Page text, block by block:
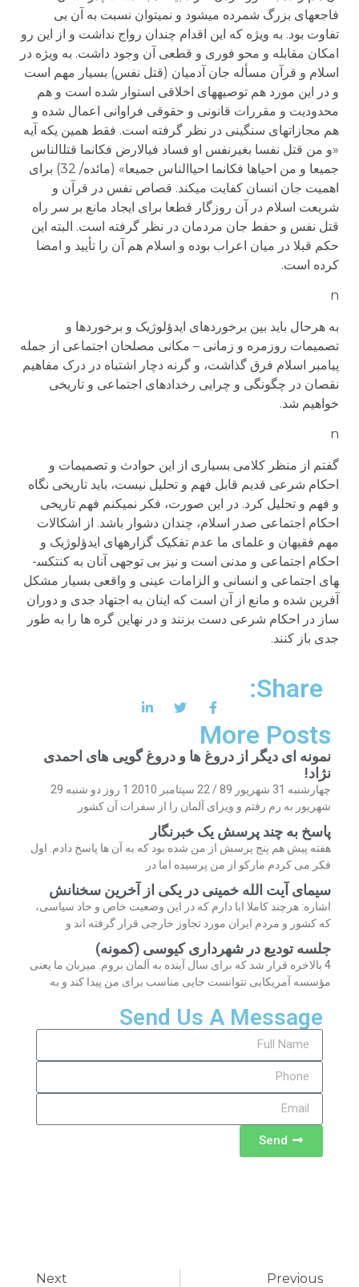
فاجعه­ای بزرگ شمرده می­شود و نمی­توان نسبت به آن بی
تفاوت بود. به ویژه که این اقدام چندان رواج نداشت و از این رو
امکان مقابله و محو فوری و قطعی آن وجود داشت. به ویژه در
اسلام و قرآن مسأله جان آدمیان (قتل نفس) بسیار مهم است
و در این مورد هم توصیه­های اخلاقی استوار شده است و هم
محدودیت و مقررات قانونی و حقوقی فراوانی اعمال شده و
هم مجازات­های سنگینی در نظر گرفته است. فقط همین یکه آیه
«و من قتل نفسا بغیرنفس او فساد فی­الارض فکانما قتل­الناس
جمیعا و من احیاها فکانما احیاالناس جمیعا» (مائده/ 32) برای
اهمیت جان انسان کفایت می­کند. قصاص نفس در قرآن و
شریعت اسلام در آن روزگار قطعا برای ایجاد مانع بر سر راه
قتل نفس و حفط جان مردمان در نظر گرفته است. البته این
حکم قبلا در میان اعراب بوده و اسلام هم آن را تأیید و امضا
کرده است.
n
به هرحال باید بین برخوردهای ایدؤلوژیک و برخوردها و
تصمیمات روزمره و زمانی – مکانی مصلحان اجتماعی از جمله
پیامبر اسلام فرق گذاشت، و گرنه دچار اشتباه در درک مفاهیم
نقصان در چگونگی و چرایی رخدادهای اجتماعی و تاریخی
خواهیم شد.
n
گفتم از منظر کلامی بسیاری از این حوادث و تصمیمات و
احکام شرعی قدیم قابل فهم و تحلیل نیست، باید تاریخی نگاه
و فهم و تحلیل کرد. در این صورت، فکر نمی­کنم فهم تاریخی
احکام اجتماعی صدر اسلام، چندان دشوار باشد. از اشکالات
مهم فقیهان و علمای ما عدم تفکیک گزاره­های ایدؤلوژیک و
احکام اجتماعی و مدنی است و نیز بی توجهی آنان به کنتکس­
های اجتماعی و انسانی و الزامات عینی و واقعی بسیار مشکل
آفرین شده و مانع از آن است که اینان به اجتهاد جدی و دوران
ساز در احکام شرعی دست بزنند و در نهاین گره ها را به طور
جدی باز کنند.
Share:
More Posts
نمونه ای دیگر از دروغ ها و دروغ گویی های احمدی
نژاد!
چهارشنبه 31 شهریور 89 / 22 سپتامبر 2010 1 روز دو شنبه 29
شهریور به رم رفتم و ویزای آلمان را از سفرات آن کشور
پاسخ به چند پرسش یک خبرنگار
هفته پیش هم پنج پرسش از من شده بود که به آن ها پاسخ دادم. اول
فکر می کردم مارکو از من پرسیده اما در
سیمای آیت الله خمینی در یکی از آخرین سخنانش
اشاره: هرچند کاملا ابا دارم که در این وضعیت خاص و حاد سیاسی،
که کشور و مردم ایران مورد تجاوز خارجی قرار گرفته اند و
جلسه تودیع در شهرداری کیوسی (کمونه)
4 بالاخره قرار شد که برای سال آینده به آلمان بروم. میزبان ما یعنی
مؤسسه آمریکایی نتوانست جایی مناسب برای من پیدا کند و به
Send Us A Message
Send
Previous
Next